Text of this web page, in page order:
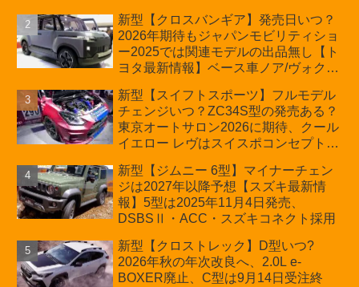
の採用は無しか【トヨタ最新情報】60
周年記念車発売
新型【クロスバンギア】発売日いつ？
2026年期待もジャパンモビリティショ
ー2025では関連モデルの出品無し【ト
ヨタ最新情報】ベース車ノア/ヴォクシ
ほか「コア」と「ツール」、デリカ
D:5対抗のクロスオーバーSUVミニバ
ン
新型【スイフトスポーツ】フルモデル
チェンジいつ？ZC34S型の発売ある？
東京オートサロン2026に期待、クール
イエロー レヴはスイスポコンセプト
プが争点【スズキ最新情報】特別仕様
車「ZC33S Final Edition」終了
新型【ジムニー 6型】マイナーチェン
ジは2027年以降予想【スズキ最新情
報】5型は2025年11月4日発売、
DSBSⅡ・ACC・スズキコネクト採用
新型【クロストレック】D型いつ?
2026年秋の年次改良へ、2.0L e-
BOXER廃止、C型は9月14日受注終